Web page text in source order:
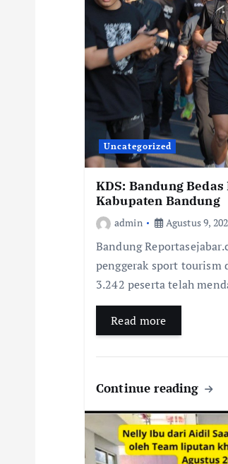
Uncategorized
KDS: Bandung
Kabupaten Bandung
admin Agustus 9,
Bandung
penggerak sport tourism
3.242 peserta telah
Read more
Continue reading